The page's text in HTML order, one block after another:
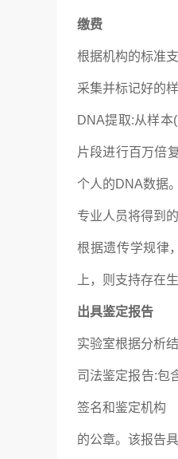
缴费
根据机构的标准
采集并标记好的
DNA提取:从样
片段进行百万倍
个人的DNA数据
专业人员将得到
根据遗传学规律
上，则支持存在
出具鉴定报告
实验室根据分析
司法鉴定报告:包
签名和鉴定机构
的公章。该报告